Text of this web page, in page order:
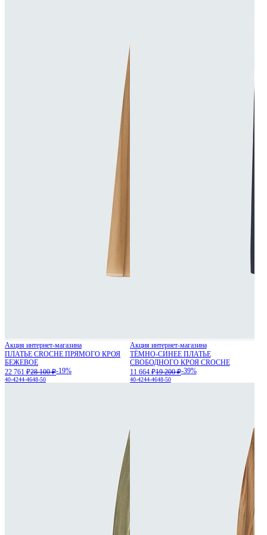
Акция интернет-магазина
ПЛАТЬЕ CROCHE ПРЯМОГО КРОЯ
БЕЖЕВОЕ
22 761 ₽28 100 ₽-19%
40-4244-4648-50
Акция интернет-магазина
ТЁМНО-СИНЕЕ ПЛАТЬЕ
СВОБОДНОГО КРОЯ CROCHE
11 664 ₽19 200 ₽-39%
40-4244-4648-50